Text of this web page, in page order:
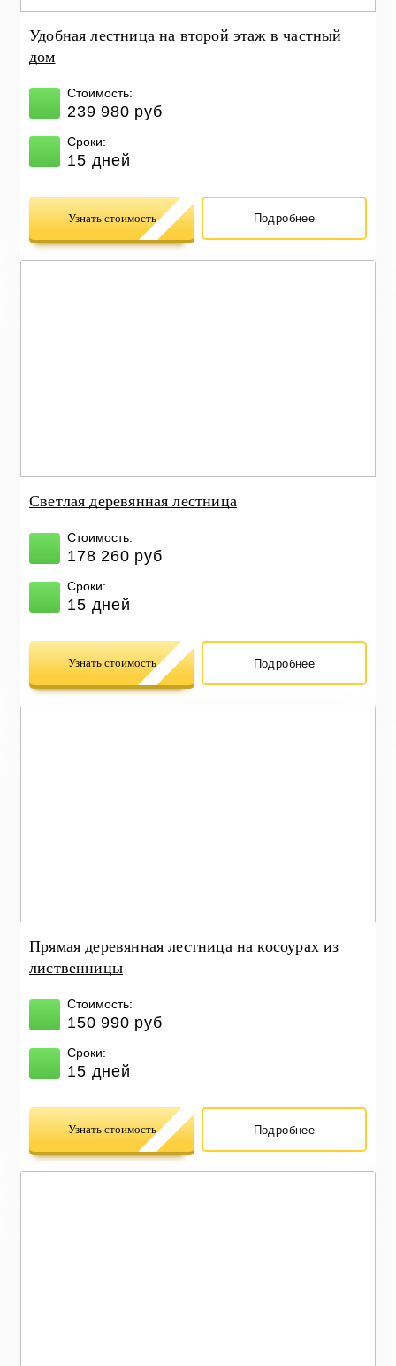
Удобная лестница на второй этаж в частный
дом
Стоимость:
239 980 руб
Сроки:
15 дней
Узнать стоимость Подробнее
Светлая деревянная лестница
Стоимость:
178 260 руб
Сроки:
15 дней
Узнать стоимость Подробнее
Прямая деревянная лестница на косоурах из
лиственницы
Стоимость:
150 990 руб
Сроки:
15 дней
Узнать стоимость Подробнее